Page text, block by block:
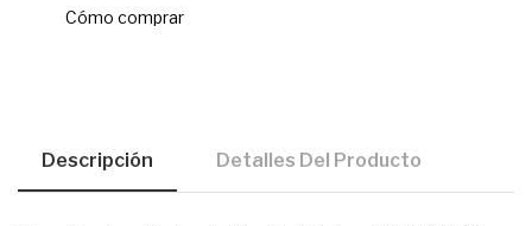
Cómo comprar
Descripción Detalles Del Producto